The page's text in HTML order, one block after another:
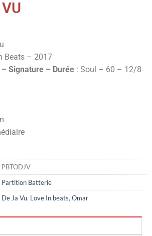
Beats – 2017
Signature – Durée : Soul – 60 – 12/8
PBTODJV
Partition Batterie
De Ja Vu, Love In beats, Omar